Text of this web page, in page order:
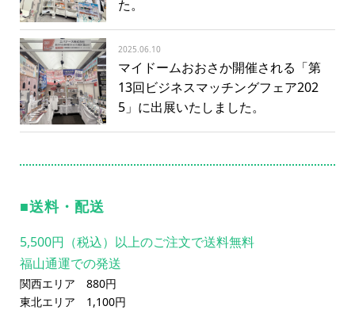
た。
2025.06.10
マイドームおおさか開催される「第
13回ビジネスマッチングフェア202
5」に出展いたしました。
送料・配送
5,500円（税込）以上のご注文で送料無料
福山通運での発送
関西エリア 880円
東北エリア 1,100円